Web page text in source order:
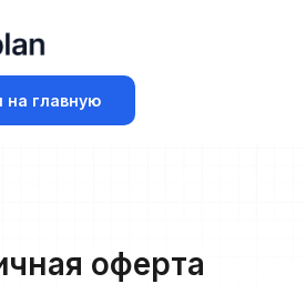
на главную
оферта